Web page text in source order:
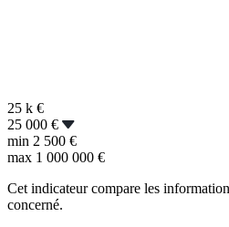
25 k €
25 000 €
min 2 500 €
max 1 000 000 €
Cet indicateur compare les
concerné.